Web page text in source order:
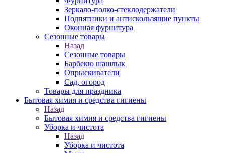
Зеркало-полко-стеклодержатели
Подпятники и антискользящие пункты
Оконная фурнитура
Сезонные товары
Назад
Сезонные товары
Барбекю шашлык
Опрыскиватели
Сад, огород
Товары для праздника
Бытовая химия и средства гигиены
Назад
Бытовая химия и средства гигиены
Уборка и чистота
Назад
Уборка и чистота